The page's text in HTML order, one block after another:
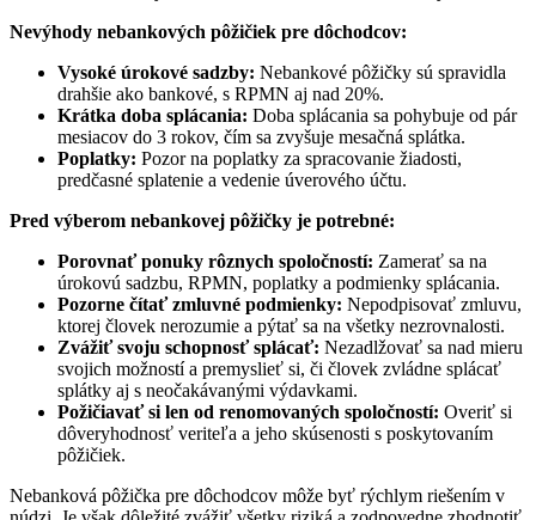
Nevýhody nebankových pôžičiek pre dôchodcov:
Vysoké úrokové sadzby: Nebankové pôžičky sú spravidla
drahšie ako bankové, s RPMN aj nad 20%.
Krátka doba splácania: Doba splácania sa pohybuje od pár
mesiacov do 3 rokov, čím sa zvyšuje mesačná splátka.
Poplatky: Pozor na poplatky za spracovanie žiadosti,
predčasné splatenie a vedenie úverového účtu.
Pred výberom nebankovej pôžičky je potrebné:
Porovnať ponuky rôznych spoločností: Zamerať sa na
úrokovú sadzbu, RPMN, poplatky a podmienky splácania.
Pozorne čítať zmluvné podmienky: Nepodpisovať zmluvu,
ktorej človek nerozumie a pýtať sa na všetky nezrovnalosti.
Zvážiť svoju schopnosť splácať: Nezadlžovať sa nad mieru
svojich možností a premyslieť si, či človek zvládne splácať
splátky aj s neočakávanými výdavkami.
Požičiavať si len od renomovaných spoločností: Overiť si
dôveryhodnosť veriteľa a jeho skúsenosti s poskytovaním
pôžičiek.
Nebanková pôžička pre dôchodcov môže byť rýchlym riešením v